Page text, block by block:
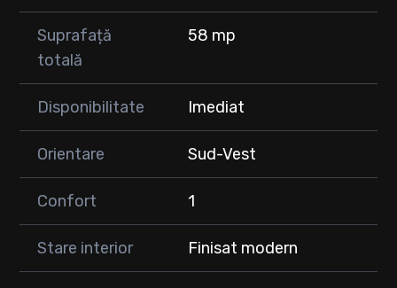
Suprafață
totală
58 mp
Disponibilitate Imediat
Orientare Sud-Vest
Confort 1
Stare interior Finisat modern